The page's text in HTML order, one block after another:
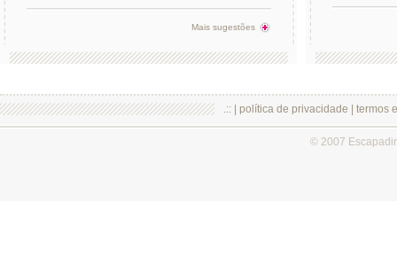
Mais sugestões
.:: | política de privacidade termos
© 2007